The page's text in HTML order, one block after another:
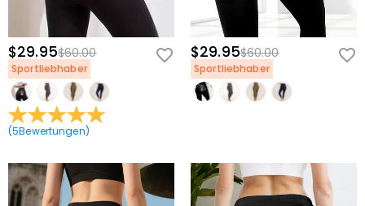
$29.95$60.00
Sportliebhaber
(5Bewertungen)
$29.95$60.00
Sportliebhaber